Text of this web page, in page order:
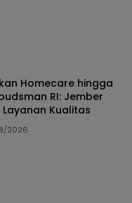
Homecare hingga
RI: Jember
Kualitas
2026